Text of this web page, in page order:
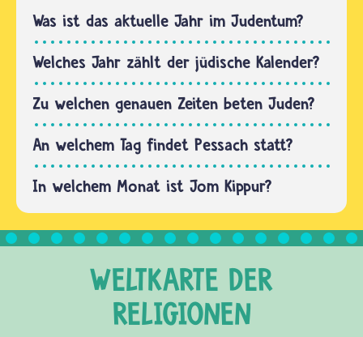
später
entschieden
die…
eingeteilt,
um
Verabredungen
zu
treffen,
günstige
Jagdzeiten
abzupassen…
Was ist das aktuelle Jahr im Judentum?
Welches Jahr zählt der jüdische Kalender?
Zu welchen genauen Zeiten beten Juden?
An welchem Tag findet Pessach statt?
In welchem Monat ist Jom Kippur?